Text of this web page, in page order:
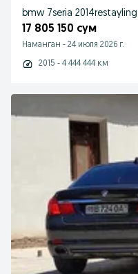
bmw 7seria
17 805 150 сум
Наманган - 24 июля 2026 г.
2015 - 4 444 444 км